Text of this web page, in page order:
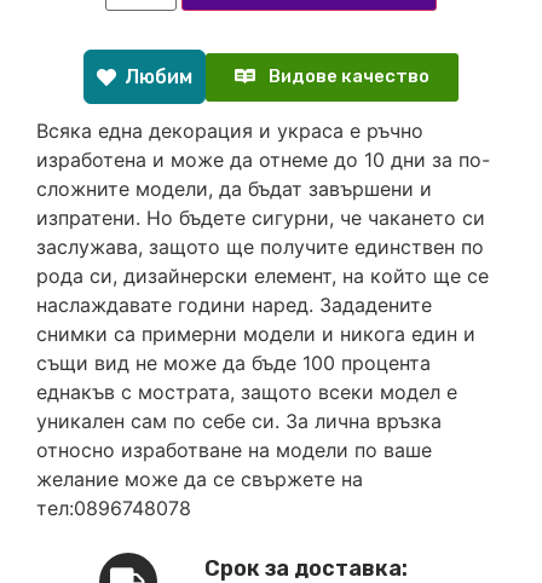
Любим Видове качество
Всяка една декорация и украса е ръчно
изработена и може да отнеме до 10 дни за по-
сложните модели, да бъдат завършени и
изпратени. Но бъдете сигурни, че чакането си
заслужава, защото ще получите единствен по
рода си, дизайнерски елемент, на който ще се
наслаждавате години наред. Зададените
снимки са примерни модели и никога един и
същи вид не може да бъде 100 процента
еднакъв с мострата, защото всеки модел е
уникален сам по себе си. За лична връзка
относно изработване на модели по ваше
желание може да се свържете на
тел:0896748078
Срок за доставка: